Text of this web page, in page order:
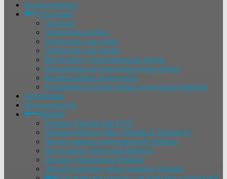
Кондиционеры
Для лодки
Эхолоты
Отопитель подбор
Отопитель для лодки
Отопитель для катера
Воздуховод для катера яхты лодки
Выхлопная система катера яхты лодки
Крепёж катера лодки яхты
Топливная система катера лодки яхты кемпера
Автономки
Подогреватели
Webasto
Webasto Thermo Top EVO
Webasto Spheros Valeo Thermo E Thermo E+
Предпусковые подогреватели Webasto
Воздушные отопители Вебасто
Органы управления Webasto
Диагностическое оборудование Webasto